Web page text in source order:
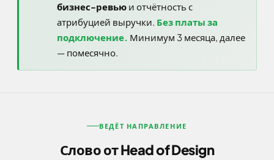
бизнес-ревью и отчётность с
атрибуцией выручки. Без платы за
подключение. Минимум 3 месяца, далее
— помесячно.
ВЕДЁТ НАПРАВЛЕНИЕ
Слово от Head of Design